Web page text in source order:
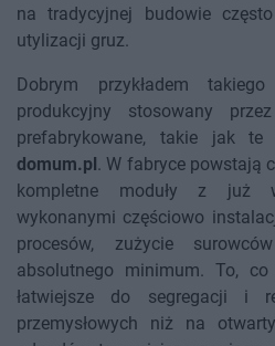
na tradycyjnej budowie
utylizacji gruz.
Dobrym przykładem
produkcyjny stosowany
prefabrykowane, takie jak
domum.pl . W fabryce powstają
kompletne moduły z już
wykonanymi częściowo
procesów, zużycie
absolutnego minimum. To,
łatwiejsze do segregacji i
przemysłowych niż na